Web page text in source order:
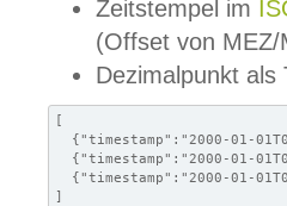
Zeitstempel im
(Offset von MEZ/
Dezimalpunkt als
[
{"timestamp":"2000-01-
{"timestamp":"2000-01-
{"timestamp":"2000-01-
]